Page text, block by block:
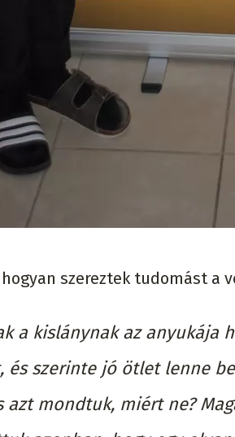
szereztek tudomást a
a kislánynak az anyukája
és szerinte jó ötlet lenne
azt mondtuk, miért ne?